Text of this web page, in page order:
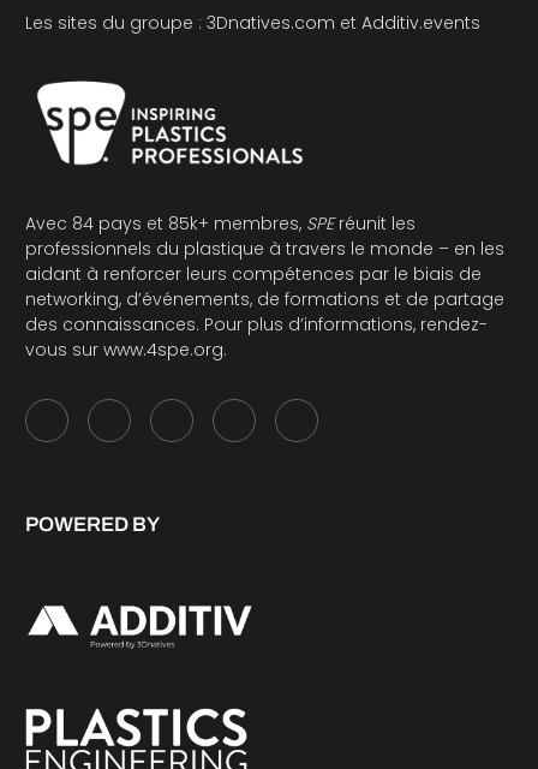
Les sites du groupe : 3Dnatives.com et Additiv.events
Avec 84 pays et 85k+ membres, SPEréunit les
professionnels du plastique à travers le monde – en les
aidant à renforcer leurs compétences par le biais de
networking, d’événements, de formations et de partage
des connaissances. Pour plus d’informations, rendez-
vous sur www.4spe.org.
POWERED BY